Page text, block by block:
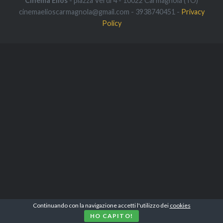
cinemaelioscarmagnola@gmail.com - 3938740451 - Privacy
Policy
Continuando con la navigazione accetti l'utilizzo dei cookies
HO CAPITO!